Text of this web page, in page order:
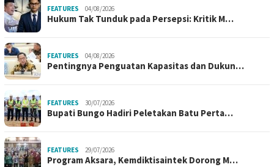
FEATURES 04/08/2026
Hukum Tak Tunduk pada Persepsi: Kritik M…
FEATURES 04/08/2026
Pentingnya Penguatan Kapasitas dan Dukun…
FEATURES 30/07/2026
Bupati Bungo Hadiri Peletakan Batu Perta…
FEATURES 29/07/2026
Program Aksara, Kemdiktisaintek Dorong M…